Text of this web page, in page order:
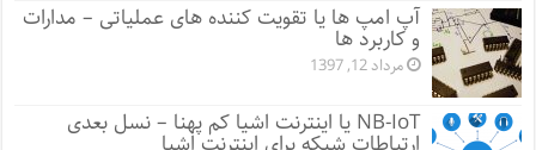
آپ امپ ها یا تقویت کننده های عملیاتی – مدارات
و کاربرد ها
مرداد 12, 1397
NB-IoT یا اینترنت اشیا کم پهنا – نسل بعدی